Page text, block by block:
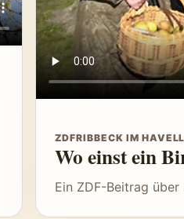
ZDFRIBBECK IM
Wo einst ein
Ein ZDF-Beitrag